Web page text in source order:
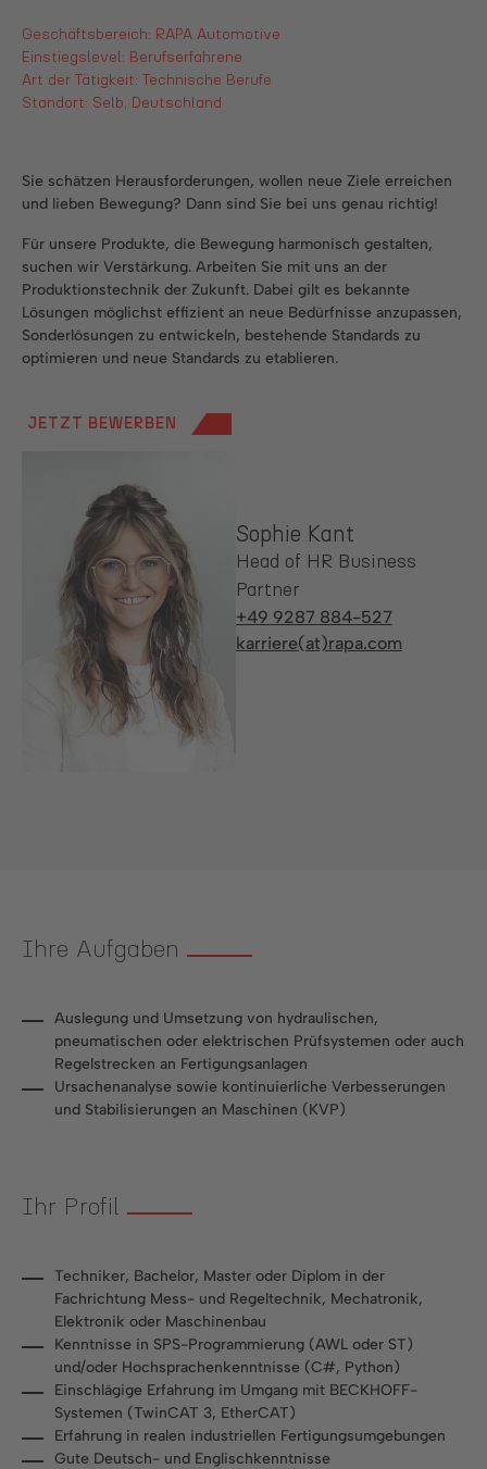
Geschäftsbereich: RAPA Automotive
Einstiegslevel: Berufserfahrene
Art der Tätigkeit: Technische Berufe
Standort: Selb, Deutschland
Sie schätzen Herausforderungen, wollen neue Ziele erreichen
und lieben Bewegung? Dann sind Sie bei uns genau richtig!
Für unsere Produkte, die Bewegung harmonisch gestalten,
suchen wir Verstärkung. Arbeiten Sie mit uns an der
Produktionstechnik der Zukunft. Dabei gilt es bekannte
Lösungen möglichst effizient an neue Bedürfnisse anzupassen,
Sonderlösungen zu entwickeln, bestehende Standards zu
optimieren und neue Standards zu etablieren.
JETZT BEWERBEN
Sophie Kant
Head of HR Business
Partner
+49 9287 884-527
karriere(at)rapa.com
Ihre Aufgaben
Auslegung und Umsetzung von hydraulischen,
pneumatischen oder elektrischen Prüfsystemen oder auch
Regelstrecken an Fertigungsanlagen
Ursachenanalyse sowie kontinuierliche Verbesserungen
und Stabilisierungen an Maschinen (KVP)
Ihr Profil
Techniker, Bachelor, Master oder Diplom in der
Fachrichtung Mess- und Regeltechnik, Mechatronik,
Elektronik oder Maschinenbau
Kenntnisse in SPS-Programmierung (AWL oder ST)
und/oder Hochsprachenkenntnisse (C#, Python)
Einschlägige Erfahrung im Umgang mit BECKHOFF-
Systemen (TwinCAT 3, EtherCAT)
Erfahrung in realen industriellen Fertigungsumgebungen
Gute Deutsch- und Englischkenntnisse